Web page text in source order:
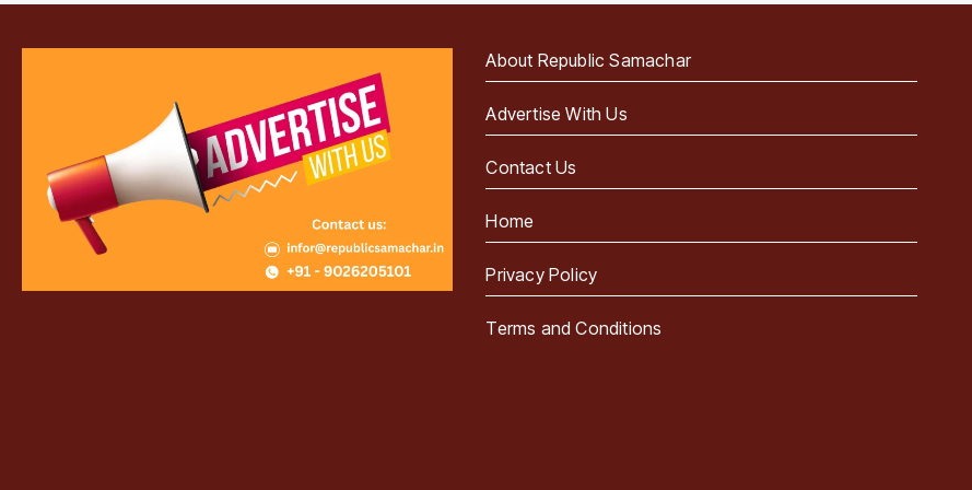
About Republic Samachar
Advertise With Us
Contact Us
Home
Privacy Policy
Terms and Conditions